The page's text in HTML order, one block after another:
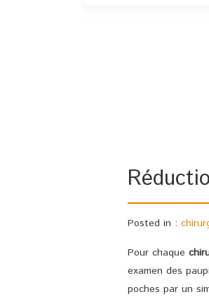
Posted in :
Pour chaque
examen des
poches par un